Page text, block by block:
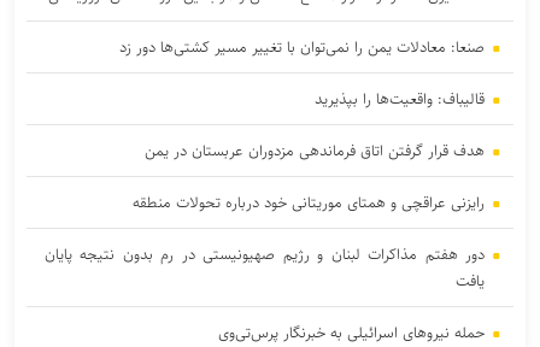
صنعا: معادلات یمن را نمی‌توان با تغییر مسیر کشتی‌ها دور زد
قالیباف: واقعیت‌ها را بپذیرید
هدف قرار گرفتن اتاق‌ فرماندهی مزدوران عربستان در یمن
رایزنی عراقچی و همتای موریتانی خود درباره تحولات منطقه
دور هفتم مذاکرات لبنان و رژیم صهیونیستی در رم بدون نتیجه پایان
یافت
حمله نیروهای اسرائیلی به خبرنگار پرس‌تی‌وی